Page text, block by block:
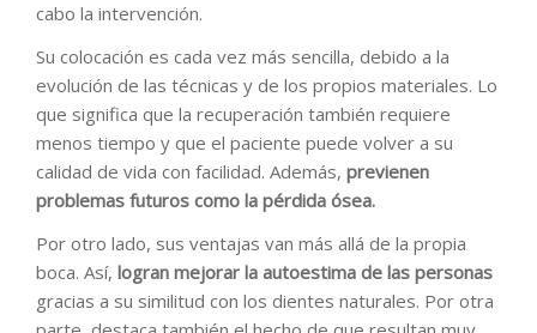
cabo la intervención.
Su colocación es cada vez más sencilla, debido a la
evolución de las técnicas y de los propios materiales. Lo
que significa que la recuperación también requiere
menos tiempo y que el paciente puede volver a su
calidad de vida con facilidad. Además, previenen
problemas futuros como la pérdida ósea.
Por otro lado, sus ventajas van más allá de la propia
boca. Así, logran mejorar la autoestima de las personas
gracias a su similitud con los dientes naturales. Por otra